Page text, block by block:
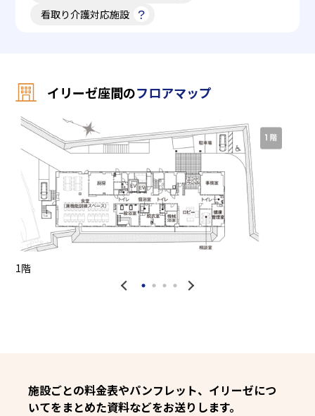
看取り介護対応施設
イリーゼ座間のフロアマップ
1階
施設ごとの料金表やパンフレット、イリーゼにつ
いてをまとめた資料などをお送りします。